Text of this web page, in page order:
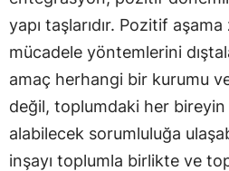
yapı taşlarıdır. Pozitif
mücadele yöntemlerini
amaç herhangi bir kurumu
değil, toplumdaki her
alabilecek sorumluluğa
inşayı toplumla birlikte ve